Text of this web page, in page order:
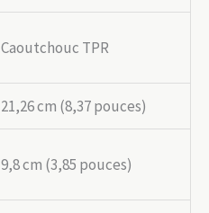
Caoutchouc TPR
21,26 cm (8,37 pouces)
9,8 cm (3,85 pouces)